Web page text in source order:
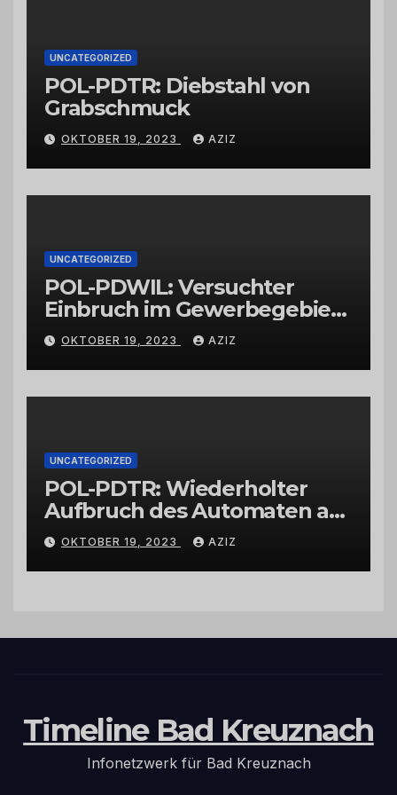
UNCATEGORIZED
POL-PDTR: Diebstahl von
Grabschmuck
OKTOBER 19, 2023 AZIZ
UNCATEGORIZED
POL-PDWIL: Versuchter
Einbruch im Gewerbegebiet
Wittlich
OKTOBER 19, 2023 AZIZ
UNCATEGORIZED
POL-PDTR: Wiederholter
Aufbruch des Automaten am
Wohnmobilstellplatz in
Hermeskeil am Labachweg
OKTOBER 19, 2023 AZIZ
Timeline Bad Kreuznach
Infonetzwerk für Bad Kreuznach